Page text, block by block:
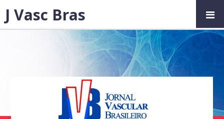
J Vasc Bras